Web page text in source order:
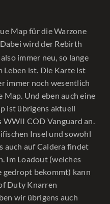
Map für die Warzone
wird der Rebirth
immer neu, so lange
Leben ist. Die Karte ist
immer noch wesentlich
Map. Und eben auch eine
ist übrigens aktuell
WWII COD Vanguard an.
Insel und sowohl
auch auf Caldera findet
Im Loadout (welches
gedropt bekommt) kann
Duty Knarren
wir übrigens auch